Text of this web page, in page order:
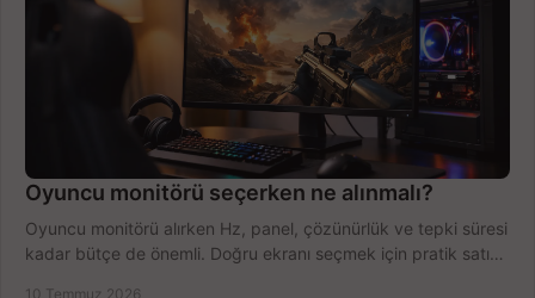
Oyuncu monitörü seçerken ne alınmalı?
Oyuncu monitörü alırken Hz, panel, çözünürlük ve tepki süresi
kadar bütçe de önemli. Doğru ekranı seçmek için pratik satın
10 Temmuz 2026